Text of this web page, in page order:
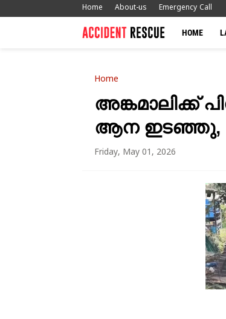
Home About-us Emergency Call
HOME
Home
അങ്കമാലിക്ക്
ആന ഇടഞ്ഞു,
Friday, May 01, 2026